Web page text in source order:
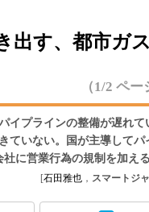
空
キ
出す、都市ガス
（1/2 ペー
イプラインの整備が遅れて
ていない。国が主導してパ
に営業行為の規制を加える
[石田雅也 ， スマートジ